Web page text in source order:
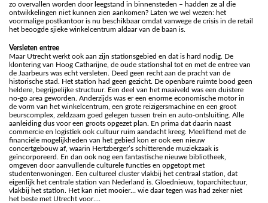
zo overvallen worden door leegstand in binnensteden – hadden ze al die
ontwikkelingen niet kunnen zien aankomen? Laten we wel wezen: het
voormalige postkantoor is nu beschikbaar omdat vanwege de crisis in de retail
het beoogde sjieke winkelcentrum aldaar van de baan is.
Versleten entree
Maar Utrecht werkt ook aan zijn stationsgebied en dat is hard nodig. De
klontering van Hoog Catharijne, de oude stationshal tot en met de entree van
de Jaarbeurs was echt versleten. Deed geen recht aan de pracht van de
historische stad. Het station had geen gezicht. De openbare ruimte bood geen
heldere, begrijpelijke structuur. Een deel van het maaiveld was een duistere
no-go area geworden. Anderzijds was er een enorme economische motor in
de vorm van het winkelcentrum, een grote reizigersmachine en een groot
beurscomplex, zeldzaam goed gelegen tussen trein en auto-ontsluiting. Alle
aanleiding dus voor een groots opgezet plan. En prima dat daarin naast
commercie en logistiek ook cultuur ruim aandacht kreeg. Meeliftend met de
financiële mogelijkheden van het gebied kon er ook een nieuw
concertgebouw af, waarin Hertzberger’s schitterende muziekzaak is
geïncorporeerd. En dan ook nog een fantastische nieuwe bibliotheek,
omgeven door aanvullende culturele functies en opgetopt met
studentenwoningen. Een cultureel cluster vlakbij het centraal station, dat
eigenlijk het centrale station van Nederland is. Gloednieuw, toparchitectuur,
vlakbij het station. Het kan niet mooier… wie daar tegen was had zeker niet
het beste met Utrecht voor….